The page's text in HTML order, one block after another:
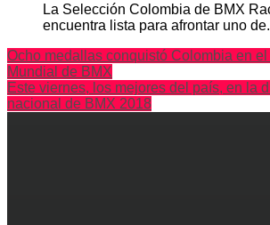
La Selección Colombia de BMX
encuentra lista para afrontar uno
Ocho medallas conquistó Colombia en
Mundial de BMX
Este viernes, los mejores del país, en la
nacional de BMX 2018